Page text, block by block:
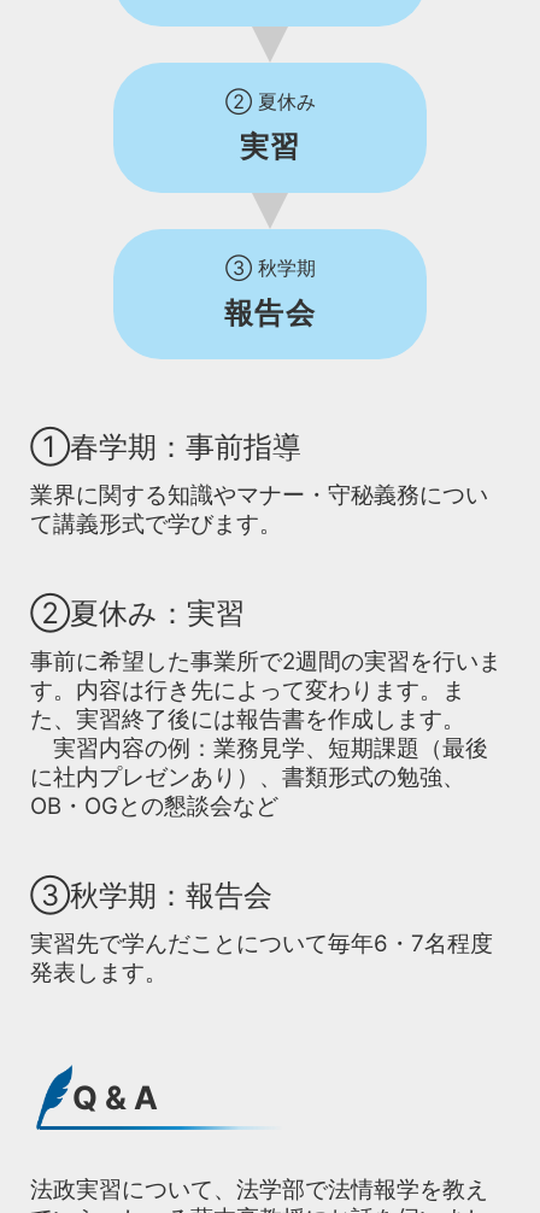
② 夏休み
実習
③ 秋学期
報告会
①春学期：事前指導
業界に関する知識やマナー・守秘義務につい
て講義形式で学びます。
②夏休み：実習
事前に希望した事業所で2週間の実習を行いま
す。内容は行き先によって変わります。ま
た、実習終了後には報告書を作成します。
実習内容の例：業務見学、短期課題（最後
に社内プレゼンあり）、書類形式の勉強、
OB・OGとの懇談会など
③秋学期：報告会
実習先で学んだことについて毎年6・7名程度
発表します。
Q & A
法政実習について、法学部で法情報学を教え